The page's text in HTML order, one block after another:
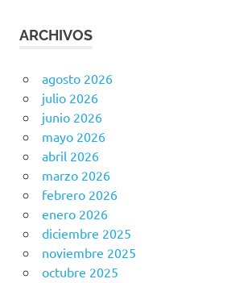
ARCHIVOS
agosto 2026
julio 2026
junio 2026
mayo 2026
abril 2026
marzo 2026
febrero 2026
enero 2026
diciembre 2025
noviembre 2025
octubre 2025